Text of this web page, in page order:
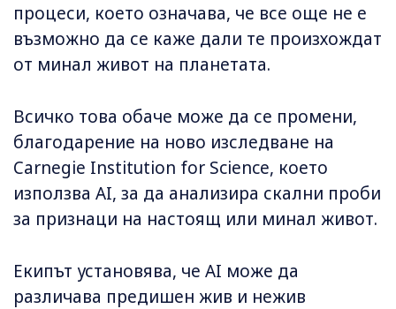
процеси, което означава, че все още не е
възможно да се каже дали те произхождат
от минал живот на планетата.
Всичко това обаче може да се промени,
благодарение на ново изследване на
Carnegie Institution for Science, което
използва AI, за да анализира скални проби
за признаци на настоящ или минал живот.
Екипът установява, че AI може да
различава предишен жив и нежив